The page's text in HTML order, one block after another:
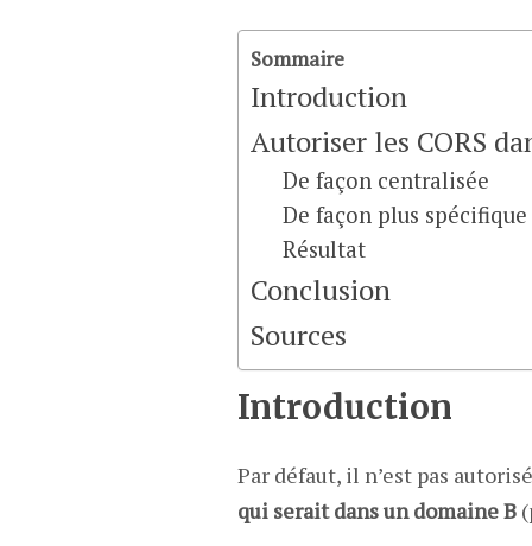
Sommaire
Introduction
Autoriser les CORS
De façon centralisée
De façon plus spécifique
Résultat
Conclusion
Sources
Introduction
Par défaut, il n’est pas
qui serait dans un domaine B